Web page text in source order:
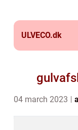
ULVECO.dk
04 march 2023